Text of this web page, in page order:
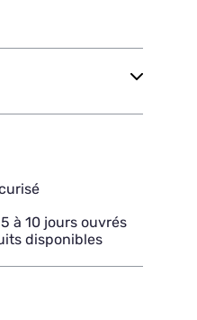
à 10 jours ouvrés
disponibles